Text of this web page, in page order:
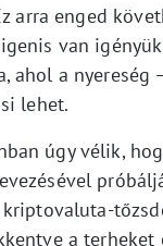
arra enged
van
ahol a nyereség
lehet.
úgy vélik,
a terheket